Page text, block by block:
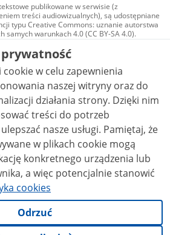
publikowane w serwisie (z
treści audiowizualnych), są udostępniane
typu Creative Commons: uznanie autorstwa
samych warunkach 4.0 (CC BY-SA 4.0).
audiowizualne, w tym zdjęcia, materiały
są udostępniane na licencji typu
Commons: uznanie autorstwa użycie
- bez utworów zależnych 4.0 (CC BY-
o ile nie jest to stwierdzone inaczej.
w celu zapewnienia
naszej witryny oraz do
działania strony. Dzięki nim
treści do potrzeb
nasze usługi. Pamiętaj, że
w plikach cookie mogą
konkretnego urządzenia lub
a więc potencjalnie stanowić
cookies
Odrzuć